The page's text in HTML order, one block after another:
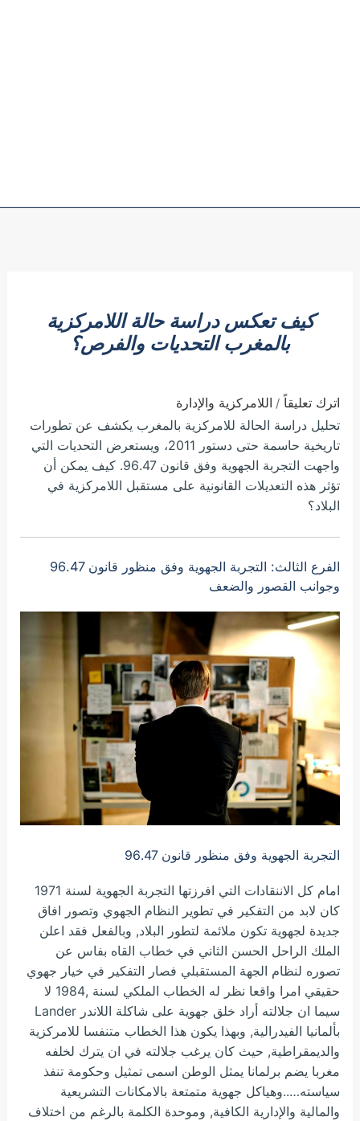
كيف تعكس دراسة حالة اللامركزية
بالمغرب التحديات والفرص؟
اترك تعليقاً / اللامركزية والإدارة
تحليل دراسة الحالة للامركزية بالمغرب يكشف عن تطورات
تاريخية حاسمة حتى دستور 2011، ويستعرض التحديات التي
واجهت التجربة الجهوية وفق قانون 96.47. كيف يمكن أن
تؤثر هذه التعديلات القانونية على مستقبل اللامركزية في
البلاد؟
الفرع الثالث: التجربة الجهوية وفق منظور قانون 96.47
وجوانب القصور والضعف
التجربة الجهوية وفق منظور قانون 96.47
امام كل الاننقادات التي افرزتها التجربة الجهوية لسنة 1971
كان لابد من التفكير في تطوير النظام الجهوي وتصور افاق
جديدة لجهوية تكون ملائمة لتطور البلاد, وبالفعل فقد اعلن
الملك الراحل الحسن الثاني في خطاب القاه بفاس عن
تصوره لنظام الجهة المستقبلي فصار التفكير في خيار جهوي
حقيقي امرا واقعا نظر له الخطاب الملكي لسنة ,1984 لا
سيما ان جلالته أراد خلق جهوية على شاكلة اللاندر Lander
بألمانيا الفيدرالية, وبهذا يكون هذا الخطاب متنفسا للامركزية
والديمقراطية, حيث كان يرغب جلالته في ان يترك لخلفه
مغربا يضم برلمانا يمثل الوطن اسمى تمثيل وحكومة تنفذ
سياسته…..وهياكل جهوية متمتعة بالامكانات التشريعية
والمالية والإدارية الكافية, وموحدة الكلمة بالرغم من اختلاف